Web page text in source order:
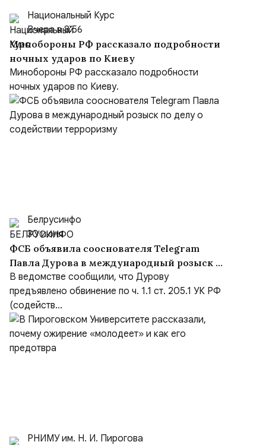
Национальный Курс
Вчера в 8:56
Минобороны РФ рассказало подробности
ночных ударов по Киеву
Минобороны РФ рассказало подробности
ночных ударов по Киеву.
Белрусинфо
30 июля
ФСБ объявила сооснователя Telegram
Павла Дурова в международный розыск по
делу о содействии терроризму
В ведомстве сообщили, что Дурову
предъявлено обвинение по ч. 1.1 ст. 205.1 УК РФ
(содейств...
РНИМУ им. Н. И. Пирогова